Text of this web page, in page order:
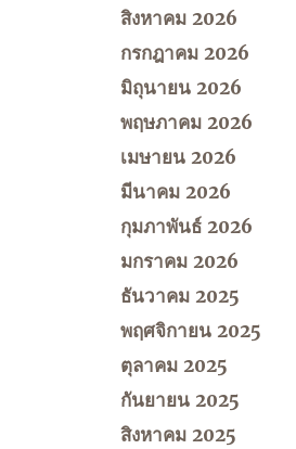
สิงหาคม 2026
กรกฎาคม 2026
มิถุนายน 2026
พฤษภาคม 2026
เมษายน 2026
มีนาคม 2026
กุมภาพันธ์ 2026
มกราคม 2026
ธันวาคม 2025
พฤศจิกายน 2025
ตุลาคม 2025
กันยายน 2025
สิงหาคม 2025